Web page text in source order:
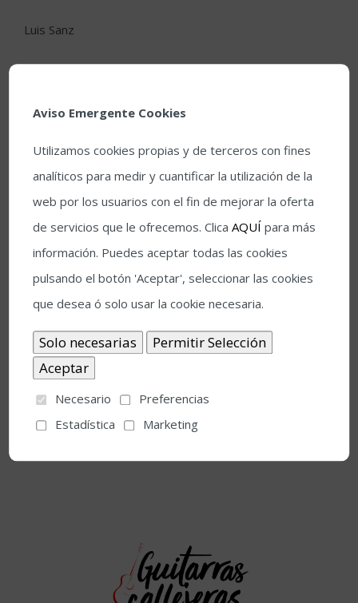
Luis Sanz
“Atardeció sin ti” Homenaje a Antonio Gala
Con Javi Nervio, Antonio Moreno, Sakata y Andrea
1 DE JULIO, 22.00 HSSALA AMBIGÚ AXERQUÍA
(Entrada anticipada: 12 € + GASTOS)
1 JULIO 22.30 HS HOTEL FINCA LOS ABETOS
Aviso Emergente Cookies
Utilizamos cookies propias y de terceros con fines
analíticos para medir y cuantificar la utilización de la
web por los usuarios con el fin de mejorar la oferta
de servicios que le ofrecemos. ClicaAQUÍ para más
información. Puedes aceptar todas las cookies
pulsando el botón 'Aceptar', seleccionar las cookies
que desea ó solo usar la cookie necesaria.
Necesario
Preferencias
Estadística
Marketing